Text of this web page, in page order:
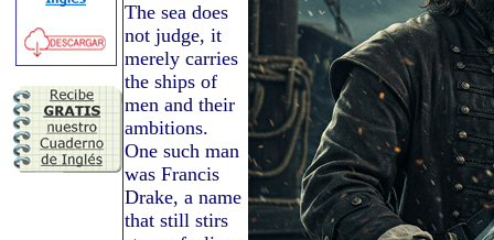
The sea does
not judge, it
merely carries
the ships of
men and their
ambitions.
One such man
was Francis
Drake, a name
that still stirs